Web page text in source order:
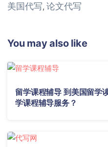
美国代写, 论文代写
You may also like
留学课程辅导 到美国留学
学课程辅导服务？